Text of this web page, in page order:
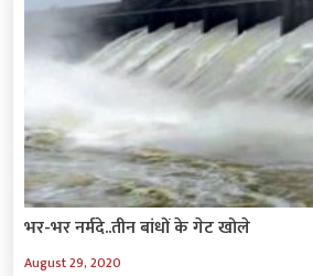
भर-भर नर्मदे..तीन बांधों के गेट खोले
August 29, 2020